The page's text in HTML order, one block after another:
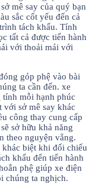
mê say của quý bạn
sắc cốt yếu đến cả
tách khấu. Tính
tất cả được tiến hành
với thoải mái với
góp phệ vào bài
ta cần đến. xe
mỗi hạnh phúc
sở mê say khác
công thay cung cấp
sở hữu khả năng
theo nguyện vẳng.
biệt khi đối chiếu
khấu đến tiến hành
phệ giúp xe điện
chúng ta nghịch.